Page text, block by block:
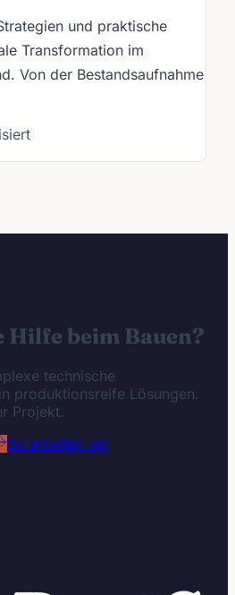
und praktische
Transformation im
Von der Bestandsaufnahme
Hilfe beim Bauen?
technische
produktionsreife Lösungen.
Projekt.
So arbeiten wir